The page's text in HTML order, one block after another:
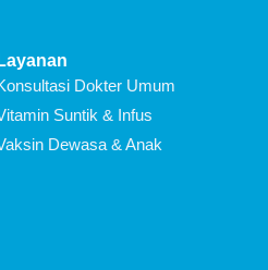
Layanan
Dokter Umum
Suntik & Infus
Dewasa & Anak